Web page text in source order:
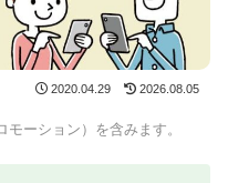
2020.04.29 2026.08.05
ーション）を含みます。